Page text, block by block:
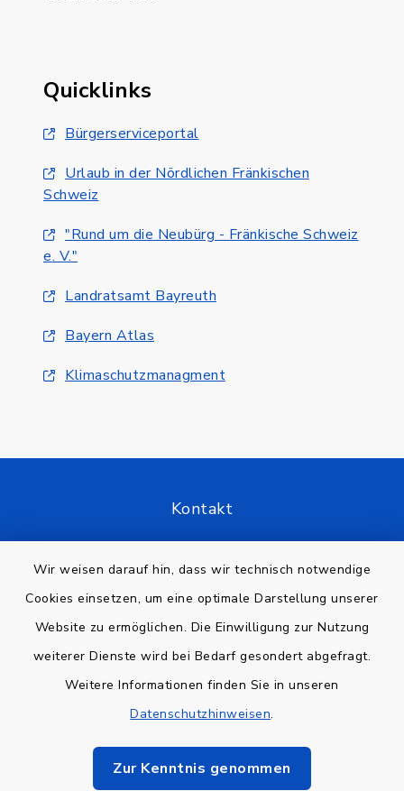
Wir weisen darauf hin, dass wir technisch notwendige
Cookies einsetzen, um eine optimale Darstellung unserer
Website zu ermöglichen. Die Einwilligung zur Nutzung
weiterer Dienste wird bei Bedarf gesondert abgefragt.
Weitere Informationen finden Sie in unseren
Datenschutzhinweisen.
Zur Kenntnis genommen
Quicklinks
Bürgerserviceportal
Urlaub in der Nördlichen Fränkischen
Schweiz
"Rund um die Neubürg - Fränkische Schweiz
e. V."
Landratsamt Bayreuth
Bayern Atlas
Klimaschutzmanagment
Kontakt
Datenschutz
Impressum
Sitemap
Cookie-Einstellungen